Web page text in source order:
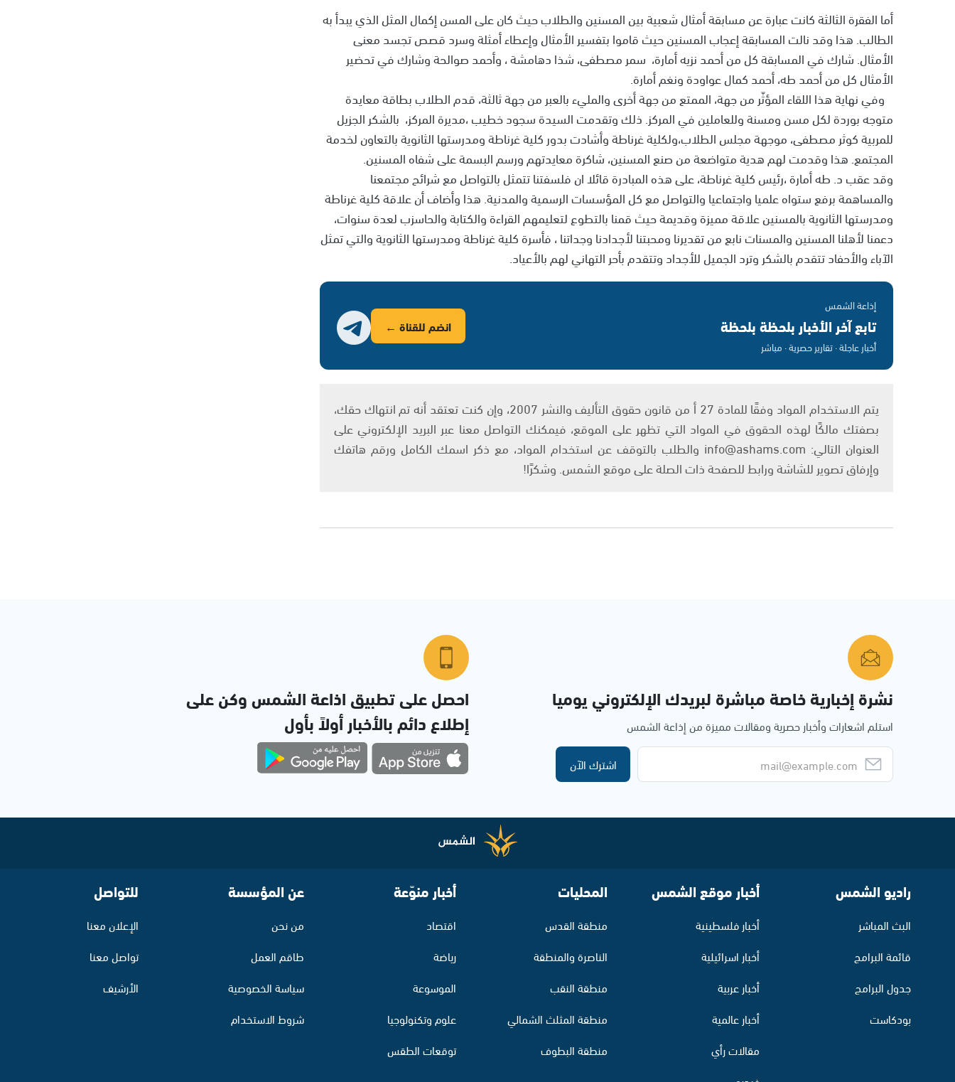
أما الفقرة الثالثة كانت عبارة عن مسابقة أمثال شعبية بين المسنين والطلاب حيث كان على المسن إكمال المثل الذي يبدأ به
الطالب. هذا وقد نالت المسابقة إعجاب المسنين حيث قاموا بتفسير الأمثال وإعطاء أمثلة وسرد قصص تجسد معنى
الأمثال. شارك في المسابقة كل من أحمد نزيه أمارة، سمر مصطفى، شذا دهامشة ، وأحمد صوالحة وشارك في تحضير
الأمثال كل من أحمد طه، أحمد كمال عواودة ونغم أمارة.
وفي نهاية هذا اللقاء المؤثّر من جهة، الممتع من جهة أخرى والمليء بالعبر من جهة ثالثة، قدم الطلاب بطاقة معايدة
متوجه بوردة لكل مسن ومسنة وللعاملين في المركز. ذلك وتقدمت السيدة سجود خطيب ،مديرة المركز، بالشكر الجزيل
للمربية كوثر مصطفى، موجهة مجلس الطلاب،ولكلية غرناطة وأشادت بدور كلية غرناطة ومدرستها الثانوية بالتعاون لخدمة
المجتمع. هذا وقدمت لهم هدية متواضعة من صنع المسنين، شاكرة معايدتهم ورسم البسمة على شفاه المسنين.
وقد عقب د. طه أمارة ،رئيس كلية غرناطة، على هذه المبادرة قائلا ان فلسفتنا تتمثل بالتواصل مع شرائح مجتمعنا
والمساهمة برفع ستواه علميا واجتماعيا والتواصل مع كل المؤسسات الرسمية والمدنية. هذا وأضاف أن علاقة كلية غرناطة
ومدرستها الثانوية بالمسنين علاقة مميزة وقديمة حيث قمنا بالتطوع لتعليمهم القراءة والكتابة والحاسزب لعدة سنوات،
دعمنا لأهلنا المسنين والمسنات نابع من تقديرنا ومحبتنا لأجدادنا وجداتنا ، فأسرة كلية غرناطة ومدرستها الثانوية والتي تمثل
الآباء والأحفاد تتقدم بالشكر وترد الجميل للأجداد وتتقدم بأحر التهاني لهم بالأعياد.
إذاعة الشمس
تابع آخر الأخبار بلحظة بلحظة
أخبار عاجلة · تقارير حصرية · مباشر
انضم للقناة ←
يتم الاستخدام المواد وفقًا للمادة 27 أ من قانون حقوق التأليف والنشر 2007، وإن كنت تعتقد أنه تم انتهاك حقك،
بصفتك مالكًا لهذه الحقوق في المواد التي تظهر على الموقع، فيمكنك التواصل معنا عبر البريد الإلكتروني على
العنوان التالي: info@ashams.com والطلب بالتوقف عن استخدام المواد، مع ذكر اسمك الكامل ورقم هاتفك
وإرفاق تصوير للشاشة ورابط للصفحة ذات الصلة على موقع الشمس. وشكرًا!
نشرة إخبارية خاصة مباشرة لبريدك الإلكتروني يوميا
استلم اشعارات وأخبار حصرية ومقالات مميزة من إذاعة الشمس
اشترك الآن
احصل على تطبيق اذاعة الشمس وكن على
إطلاع دائم بالأخبار أولاً بأول
راديو الشمس
البث المباشر
قائمة البرامج
جدول البرامج
بودكاست
أخبار موقع الشمس
أخبار فلسطينية
أخبار اسرائيلية
أخبار عربية
أخبار عالمية
مقالات رأي
المحليات
منطقة القدس
الناصرة والمنطقة
منطقة النقب
منطقة المثلث الشمالي
منطقة البطوف
أخبار منوّعة
اقتصاد
رياضة
الموسوعة
علوم وتكنولوجيا
توقعات الطقس
عن المؤسسة
من نحن
طاقم العمل
سياسة الخصوصية
شروط الاستخدام
للتواصل
الإعلان معنا
تواصل معنا
الأرشيف